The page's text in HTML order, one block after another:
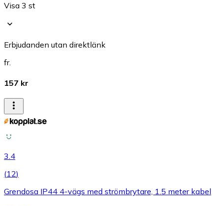
Visa 3 st
Erbjudanden utan direktlänk
fr.
157 kr
3.4
(12)
Grendosa IP44 4-vägs med strömbrytare, 1.5 meter kabel